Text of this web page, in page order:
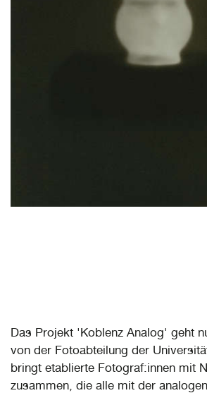
Das Projekt 'Koblenz Analog' geht
von der Fotoabteilung der
bringt etablierte Fotograf:innen mit
zusammen, die alle mit der